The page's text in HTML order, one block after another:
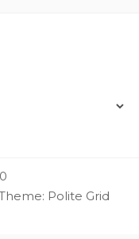
Polite Grid